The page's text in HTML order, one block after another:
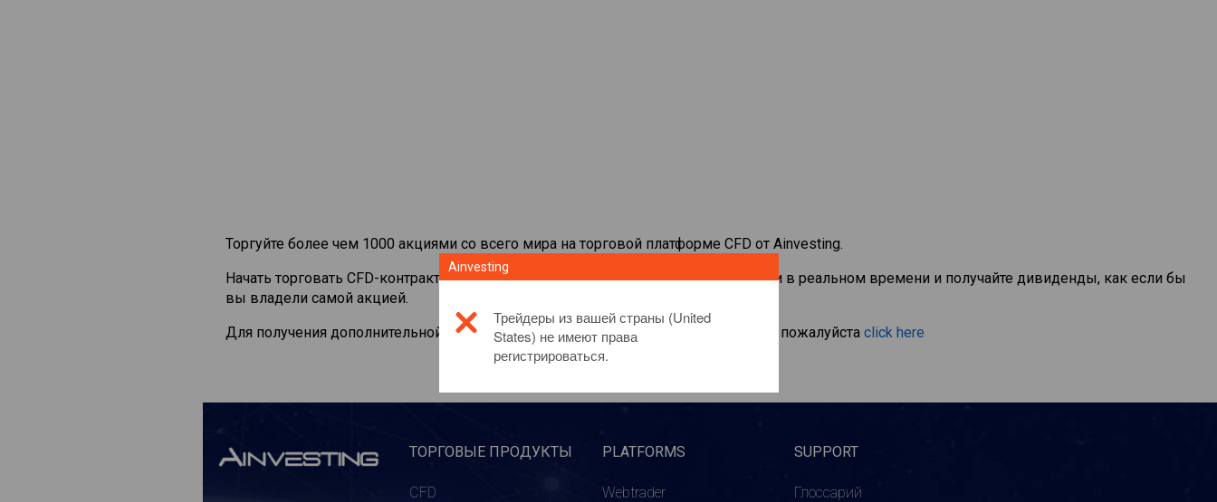
Торгуйте более чем 1000 акциями со всего мира на торговой платформе CFD от Ainvesting.
Начать торговать CFD-контрактами наSchlumberger. Просматривайте котировки в реальном времени и получайте дивиденды, как если бы
вы владели самой акцией.
Для получения дополнительной информации об этом инвестиционном продукте, пожалуйста click here
ТОРГОВЫЕ ПРОДУКТЫ
CFD
PLATFORMS
Webtrader
SUPPORT
Глоссарий
Ainvesting
Трейдеры из вашей страны (United
States) не имеют права
регистрироваться.